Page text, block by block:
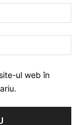
ul web în